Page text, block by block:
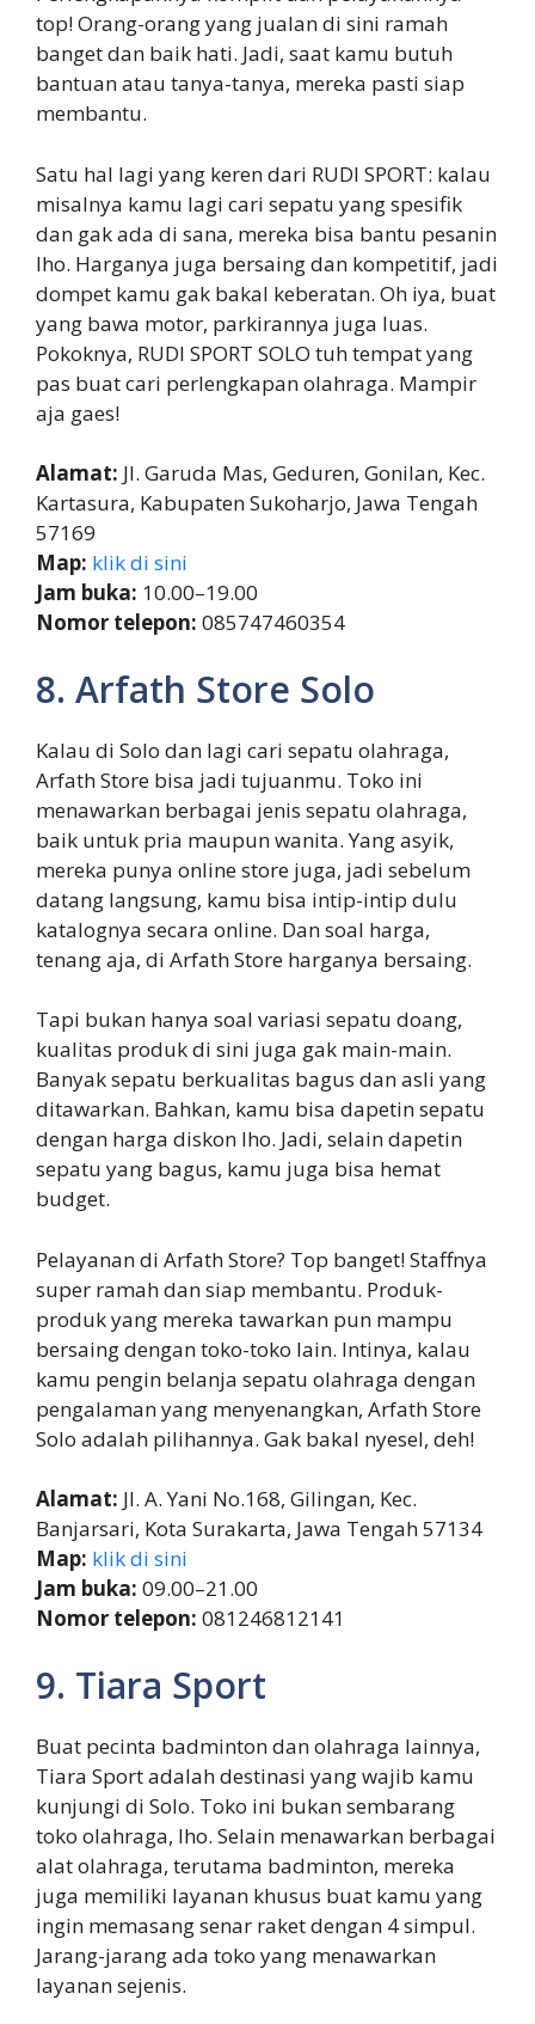
top! Orang-orang yang jualan di sini ramah
banget dan baik hati. Jadi, saat kamu butuh
bantuan atau tanya-tanya, mereka pasti siap
membantu.
Satu hal lagi yang keren dari RUDI SPORT: kalau
misalnya kamu lagi cari sepatu yang spesifik
dan gak ada di sana, mereka bisa bantu pesanin
lho. Harganya juga bersaing dan kompetitif, jadi
dompet kamu gak bakal keberatan. Oh iya, buat
yang bawa motor, parkirannya juga luas.
Pokoknya, RUDI SPORT SOLO tuh tempat yang
pas buat cari perlengkapan olahraga. Mampir
aja gaes!
Alamat: Jl. Garuda Mas, Geduren, Gonilan, Kec.
Kartasura, Kabupaten Sukoharjo, Jawa Tengah
57169
Map: klik di sini
Jam buka: 10.00–19.00
Nomor telepon: 085747460354
8. Arfath Store Solo
Kalau di Solo dan lagi cari sepatu olahraga,
Arfath Store bisa jadi tujuanmu. Toko ini
menawarkan berbagai jenis sepatu olahraga,
baik untuk pria maupun wanita. Yang asyik,
mereka punya online store juga, jadi sebelum
datang langsung, kamu bisa intip-intip dulu
katalognya secara online. Dan soal harga,
tenang aja, di Arfath Store harganya bersaing.
Tapi bukan hanya soal variasi sepatu doang,
kualitas produk di sini juga gak main-main.
Banyak sepatu berkualitas bagus dan asli yang
ditawarkan. Bahkan, kamu bisa dapetin sepatu
dengan harga diskon lho. Jadi, selain dapetin
sepatu yang bagus, kamu juga bisa hemat
budget.
Pelayanan di Arfath Store? Top banget! Staffnya
super ramah dan siap membantu. Produk-
produk yang mereka tawarkan pun mampu
bersaing dengan toko-toko lain. Intinya, kalau
kamu pengin belanja sepatu olahraga dengan
pengalaman yang menyenangkan, Arfath Store
Solo adalah pilihannya. Gak bakal nyesel, deh!
Alamat: Jl. A. Yani No.168, Gilingan, Kec.
Banjarsari, Kota Surakarta, Jawa Tengah 57134
Map: klik di sini
Jam buka: 09.00–21.00
Nomor telepon: 081246812141
9. Tiara Sport
Buat pecinta badminton dan olahraga lainnya,
Tiara Sport adalah destinasi yang wajib kamu
kunjungi di Solo. Toko ini bukan sembarang
toko olahraga, lho. Selain menawarkan berbagai
alat olahraga, terutama badminton, mereka
juga memiliki layanan khusus buat kamu yang
ingin memasang senar raket dengan 4 simpul.
Jarang-jarang ada toko yang menawarkan
layanan sejenis.